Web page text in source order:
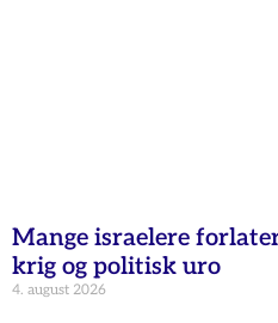
Mange israelere
krig og politisk uro
4. august 2026